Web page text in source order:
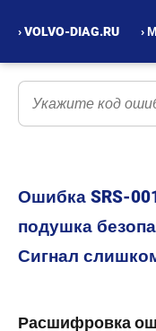
› VOLVO-DIAG.RU ›
Ошибка SRS-
подушка
Сигнал
Расшифровка